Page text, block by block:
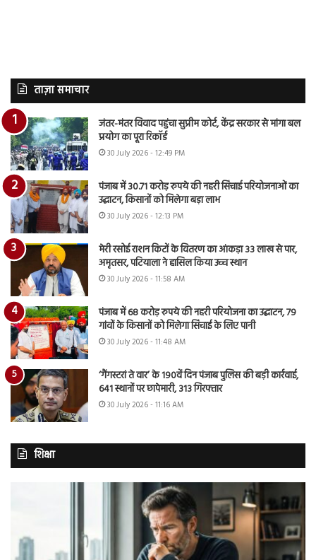
ताज़ा समाचार
जंतर-मंतर विवाद पहुंचा सुप्रीम कोर्ट, केंद्र सरकार से मांगा बल
प्रयोग का पूरा रिकॉर्ड
30 July 2026 - 12:49 PM
पंजाब में 30.71 करोड़ रुपये की नहरी सिंचाई परियोजनाओं का
उद्घाटन, किसानों को मिलेगा बड़ा लाभ
30 July 2026 - 12:13 PM
मेरी रसोई राशन किटों के वितरण का आंकड़ा 33 लाख से पार,
अमृतसर, पटियाला ने हासिल किया उच्च स्थान
30 July 2026 - 11:58 AM
पंजाब में 68 करोड़ रुपये की नहरी परियोजना का उद्घाटन, 79
गांवों के किसानों को मिलेगा सिंचाई के लिए पानी
30 July 2026 - 11:48 AM
‘गैंगस्टरां ते वार’ के 190वें दिन पंजाब पुलिस की बड़ी कार्रवाई,
641 स्थानों पर छापेमारी, 313 गिरफ्तार
30 July 2026 - 11:16 AM
शिक्षा